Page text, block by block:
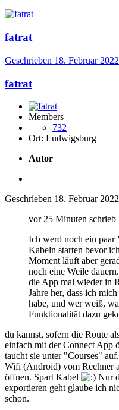
fatrat
Geschrieben 18. Februar 2022
fatrat
Members
732
Ort: Ludwigsburg
Autor
Geschrieben 18. Februar 2022
vor 25 Minuten schrieb
Ich werd noch ein paar
Kabeln starten bevor
Moment läuft aber
noch eine Weile
die App mal wieder in
Jahre her, dass ich
habe, und wer weiß,
Funktionalität dazu
du kannst, sofern die Route
einfach mit der Connect App
taucht sie unter "Courses"
Wifi (Android) vom Rechner
öffnen. Spart Kabel
Nur
exportieren geht glaube ich
schon.